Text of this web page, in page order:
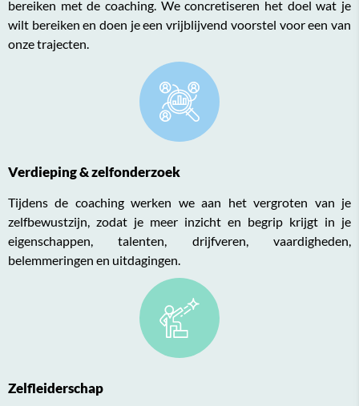
bereiken met de coaching. We concretiseren het doel wat je
wilt bereiken en doen je een vrijblijvend voorstel voor een van
onze trajecten.
Verdieping & zelfonderzoek
Tijdens de coaching werken we aan het vergroten van je
zelfbewustzijn, zodat je meer inzicht en begrip krijgt in je
eigenschappen, talenten, drijfveren, vaardigheden,
belemmeringen en uitdagingen.
Zelfleiderschap